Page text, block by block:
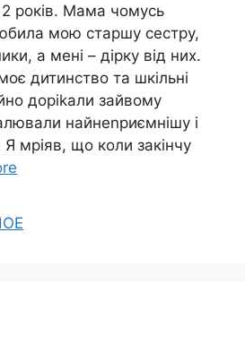
років. Мама чомусь
мою старшу сестру,
а мені – дірку від них.
дитинство та шкільні
доріkали зайвому
найнеnриємнішу і
мріяв, що коли закінчу